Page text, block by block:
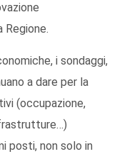
Regione.
i sondaggi,
a dare per la
(occupazione,
posti, non solo in